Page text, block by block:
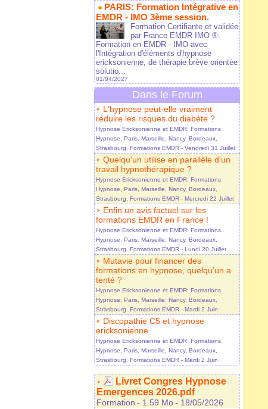
PARIS: Formation Intégrative en
EMDR - IMO 3ème session.
Formation Certifiante et validée
par France EMDR IMO ®.
Formation en EMDR - IMO avec
l'Intégration d'éléments d'hypnose
ericksonienne, de thérapie brève orientée
solutio...
01/04/2027
Dans le Forum
L'hypnose peut-elle vraiment
réduire les risques du diabète ?
Hypnose Ericksonienne et EMDR: Formations
Hypnose, Paris, Marseille, Nancy, Bordeaux,
Strasbourg. Formations EMDR - Vendredi 31 Juillet
Quelqu'un utilise en parallèle d'un
travail hypnothérapique ?
Hypnose Ericksonienne et EMDR: Formations
Hypnose, Paris, Marseille, Nancy, Bordeaux,
Strasbourg. Formations EMDR - Mercredi 22 Juillet
Enfin un avis factuel sur les
formations EMDR en France !
Hypnose Ericksonienne et EMDR: Formations
Hypnose, Paris, Marseille, Nancy, Bordeaux,
Strasbourg. Formations EMDR - Lundi 20 Juillet
Mutavie pour financer des
formations en hypnose, quelqu'un a
tenté ?
Hypnose Ericksonienne et EMDR: Formations
Hypnose, Paris, Marseille, Nancy, Bordeaux,
Strasbourg. Formations EMDR - Mardi 2 Juin
Discopathie C5 et hypnose
ericksonienne
Hypnose Ericksonienne et EMDR: Formations
Hypnose, Paris, Marseille, Nancy, Bordeaux,
Strasbourg. Formations EMDR - Mardi 2 Juin
Livret Congres Hypnose
Emergences 2026.pdf
Formation - 1.59 Mo- 18/05/2026